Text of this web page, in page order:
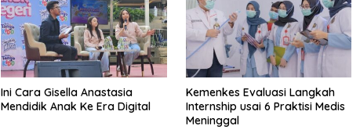
Ini Cara Gisella Anastasia
Mendidik Anak Ke Era Digital
Kemenkes Evaluasi Langkah
Internship usai 6 Praktisi Medis
Meninggal